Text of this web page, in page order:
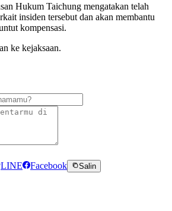
Hukum Taichung mengatakan telah
insiden tersebut dan akan membantu
kompensasi.
ke kejaksaan.
LINE Facebook Salin